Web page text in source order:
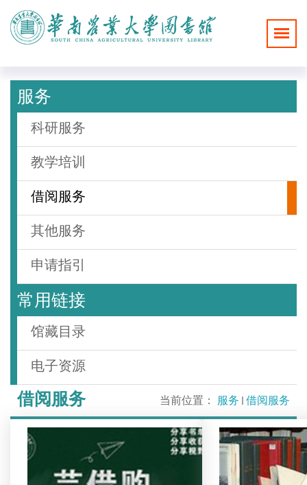
服务
科研服务
教学培训
借阅服务
其他服务
申请指引
常用链接
馆藏目录
电子资源
当前位置： 服务 借阅服务
借阅服务